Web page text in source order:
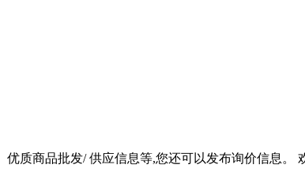
质商品批发/ 供应信息等,您还可以发布询价信息。